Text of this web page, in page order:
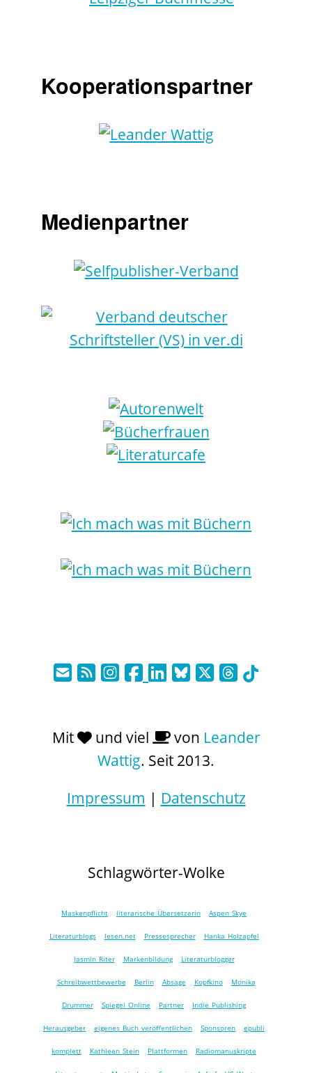
Kooperationspartner
Medienpartner
Mit und viel von Leander
Wattig. Seit 2013.
Impressum | Datenschutz
Schlagwörter-Wolke
Maskenpflicht literarische Übersetzerin Aspen Skye
Literaturblogs lesen.net Pressesprecher Hanka Holzapfel
Jasmin Riter Markenbildung Literaturblogger
Schreibwettbewerbe Berlin Absage Kopfkino Monika
Drummer Spiegel Online Partner Indie Publishing
Herausgeber eigenes Buch veröffentlichen Sponsoren epubli
komplett Kathleen Stein Plattformen Radiomanuskripte